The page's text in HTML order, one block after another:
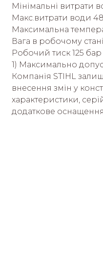
Мінімальні витрати
Макс.витрати води
Максимальна
Вага в робочому стані
Робочий тиск 125 бар
1) Максимально
Компанія STIHL
внесення змін у
характеристики,
додаткове оснащення